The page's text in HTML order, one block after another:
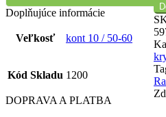
Doplňujúce informácie
Veľkosť kont 10 / 50-60
Kód Skladu 1200
DOPRAVA A PLATBA